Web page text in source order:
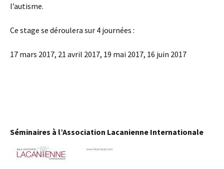
l’autisme.
Ce stage se déroulera sur 4 journées :
17 mars 2017, 21 avril 2017, 19 mai 2017, 16 juin 2017
Séminaires à l’Association Lacanienne Internationale